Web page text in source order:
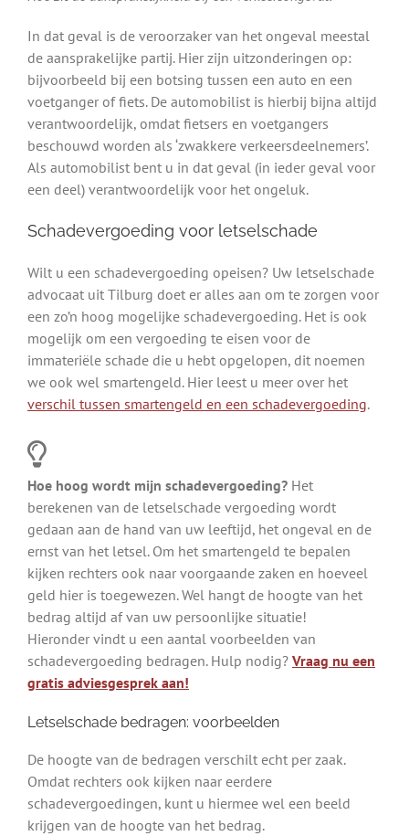
In dat geval is de veroorzaker van het ongeval meestal
de aansprakelijke partij. Hier zijn uitzonderingen op:
bijvoorbeeld bij een botsing tussen een auto en een
voetganger of fiets. De automobilist is hierbij bijna altijd
verantwoordelijk, omdat fietsers en voetgangers
beschouwd worden als ‘zwakkere verkeersdeelnemers’.
Als automobilist bent u in dat geval (in ieder geval voor
een deel) verantwoordelijk voor het ongeluk.
Schadevergoeding voor letselschade
Wilt u een schadevergoeding opeisen? Uw letselschade
advocaat uit Tilburg doet er alles aan om te zorgen voor
een zo’n hoog mogelijke schadevergoeding. Het is ook
mogelijk om een vergoeding te eisen voor de
immateriële schade die u hebt opgelopen, dit noemen
we ook wel smartengeld. Hier leest u meer over het
verschil tussen smartengeld en een schadevergoeding.
Hoe hoog wordt mijn schadevergoeding? Het
berekenen van de letselschade vergoeding wordt
gedaan aan de hand van uw leeftijd, het ongeval en de
ernst van het letsel. Om het smartengeld te bepalen
kijken rechters ook naar voorgaande zaken en hoeveel
geld hier is toegewezen. Wel hangt de hoogte van het
bedrag altijd af van uw persoonlijke situatie!
Hieronder vindt u een aantal voorbeelden van
schadevergoeding bedragen. Hulp nodig? Vraag nu een
gratis adviesgesprek aan!
Letselschade bedragen: voorbeelden
De hoogte van de bedragen verschilt echt per zaak.
Omdat rechters ook kijken naar eerdere
schadevergoedingen, kunt u hiermee wel een beeld
krijgen van de hoogte van het bedrag.